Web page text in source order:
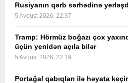
Rusiyanın qərb sərhədinə
5 Avqust 2026, 22:37
Tramp: Hörmüz boğazı çox
üçün yenidən açıla bilər
5 Avqust 2026, 22:19
Portağal qabıqları ilə həyata